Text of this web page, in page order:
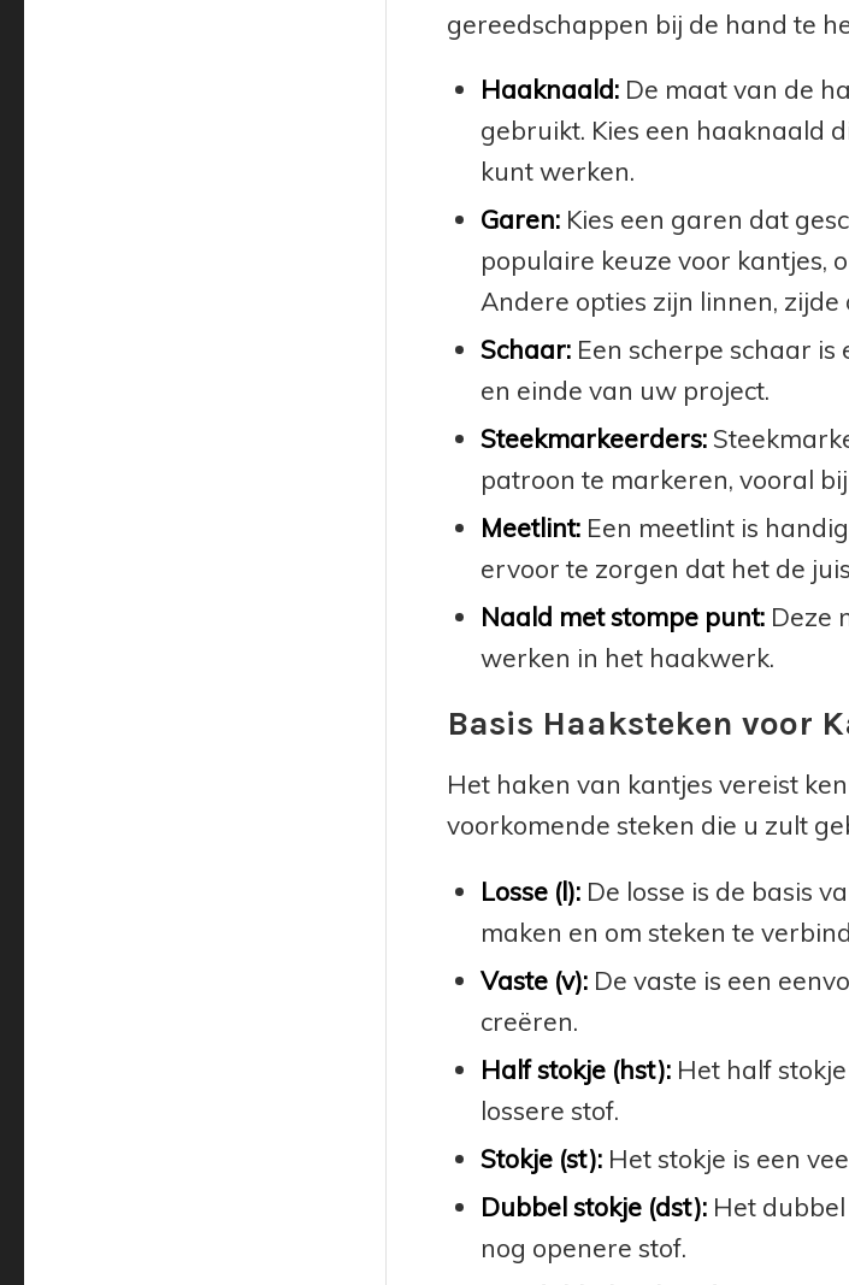
gereedschappen bij de hand te
Haaknaald: De maat van de
gebruikt. Kies een haaknaald
kunt werken.
Garen: Kies een garen dat
populaire keuze voor kantjes,
Andere opties zijn linnen,
Schaar: Een scherpe schaar
en einde van uw project.
Steekmarkeerders:
patroon te markeren, vooral
Meetlint: Een meetlint is
ervoor te zorgen dat het de
Naald met stompe punt: Deze
werken in het haakwerk.
Basis Haaksteken voor
Het haken van kantjes vereist
voorkomende steken die u zult
Losse (l): De losse is de basis
maken en om steken te
Vaste (v): De vaste is een
creëren.
Half stokje (hst): Het half
lossere stof.
Stokje (st): Het stokje is een
Dubbel stokje (dst): Het
nog openere stof.